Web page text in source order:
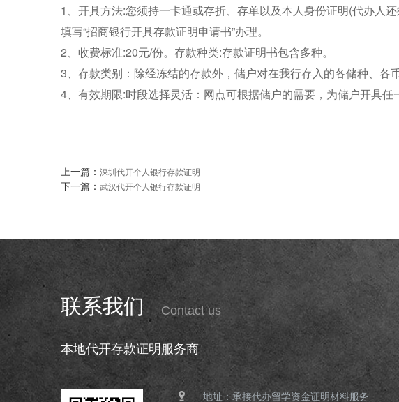
1、开具方法:您须持一卡通或存折、存单以及本人身份证明(代办人
填写“招商银行开具存款证明申请书”办理。
2、收费标准:20元/份。存款种类:存款证明书包含多种。
3、存款类别：除经冻结的存款外，储户对在我行存入的各储种、各
4、有效期限:时段选择灵活：网点可根据储户的需要，为储户开具任
上一篇： 深圳代开个人银行存款证明
下一篇： 武汉代开个人银行存款证明
联系我们 Contact us
本地代开存款证明服务商
地址：承接代办留学资金证明材料服务